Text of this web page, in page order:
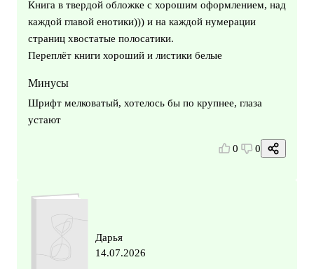
Книга в твердой обложке с хорошим оформлением, над
каждой главой енотики))) и на каждой нумерации
страниц хвостатые полосатики.
Переплёт книги хороший и листики белые
Минусы
Шрифт мелковатый, хотелось бы по крупнее, глаза
устают
0 0
Дарья
14.07.2026